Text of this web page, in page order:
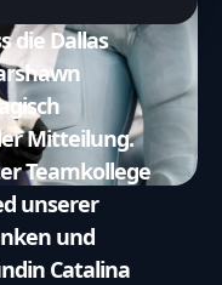
die Dallas
Mitteilung.
Teamkollege
unserer
und
Catalina